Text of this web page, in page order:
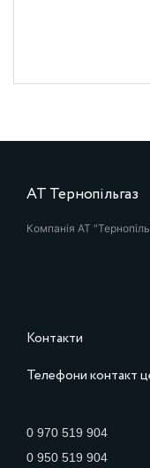
АТ Тернопільгаз
Компанія АТ
Контакти
Телефони контакт
0 970 519 904
0 950 519 904